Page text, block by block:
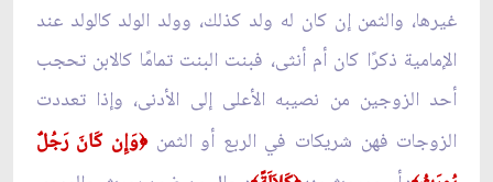
غيرها، والثمن إن كان له ولد كذلك، وولد الولد كالولد عند
الإمامية ذكرًا كان أم أنثى، فبنت البنت تمامًا كالابن تحجب
أحد الزوجين من نصيبه الأعلى إلى الأدنى، وإذا تعددت
الزوجات فهن شريكات في الربع أو الثمن﴿وَإِن كَانَ رَجُلٌ